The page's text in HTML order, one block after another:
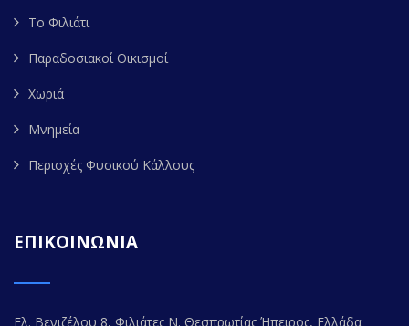
Το Φιλιάτι
Παραδοσιακοί Οικισμοί
Χωριά
Μνημεία
Περιοχές Φυσικού Κάλλους
ΕΠΙΚΟΙΝΩΝΙΑ
Ελ. Βενιζέλου 8, Φιλιάτες Ν. Θεσπρωτίας Ήπειρος, Ελλάδα